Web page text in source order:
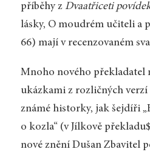
příběhy z Dvaatřiceti
lásky, O moudrém učiteli a
66) mají v recenzovaném
Mnoho nového překladatel
ukázkami z rozličných verzí
známé historky, jak šejdíři
o kozla“ (v Jílkově
nové znění Dušan Zbavitel